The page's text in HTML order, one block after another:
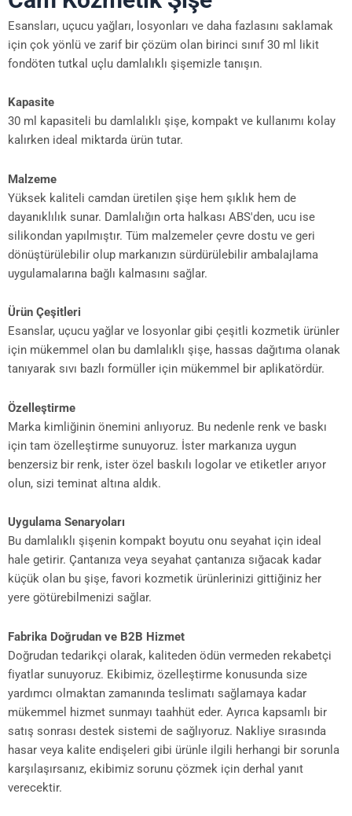
Esansları, uçucu yağları, losyonları ve daha fazlasını saklamak
için çok yönlü ve zarif bir çözüm olan birinci sınıf 30 ml likit
fondöten tutkal uçlu damlalıklı şişemizle tanışın.
Kapasite
30 ml kapasiteli bu damlalıklı şişe, kompakt ve kullanımı kolay
kalırken ideal miktarda ürün tutar.
Malzeme
Yüksek kaliteli camdan üretilen şişe hem şıklık hem de
dayanıklılık sunar. Damlalığın orta halkası ABS'den, ucu ise
silikondan yapılmıştır. Tüm malzemeler çevre dostu ve geri
dönüştürülebilir olup markanızın sürdürülebilir ambalajlama
uygulamalarına bağlı kalmasını sağlar.
Ürün Çeşitleri
Esanslar, uçucu yağlar ve losyonlar gibi çeşitli kozmetik ürünler
için mükemmel olan bu damlalıklı şişe, hassas dağıtıma olanak
tanıyarak sıvı bazlı formüller için mükemmel bir aplikatördür.
Özelleştirme
Marka kimliğinin önemini anlıyoruz. Bu nedenle renk ve baskı
için tam özelleştirme sunuyoruz. İster markanıza uygun
benzersiz bir renk, ister özel baskılı logolar ve etiketler arıyor
olun, sizi teminat altına aldık.
Uygulama Senaryoları
Bu damlalıklı şişenin kompakt boyutu onu seyahat için ideal
hale getirir. Çantanıza veya seyahat çantanıza sığacak kadar
küçük olan bu şişe, favori kozmetik ürünlerinizi gittiğiniz her
yere götürebilmenizi sağlar.
Fabrika Doğrudan ve B2B Hizmet
Doğrudan tedarikçi olarak, kaliteden ödün vermeden rekabetçi
fiyatlar sunuyoruz. Ekibimiz, özelleştirme konusunda size
yardımcı olmaktan zamanında teslimatı sağlamaya kadar
mükemmel hizmet sunmayı taahhüt eder. Ayrıca kapsamlı bir
satış sonrası destek sistemi de sağlıyoruz. Nakliye sırasında
hasar veya kalite endişeleri gibi ürünle ilgili herhangi bir sorunla
karşılaşırsanız, ekibimiz sorunu çözmek için derhal yanıt
verecektir.